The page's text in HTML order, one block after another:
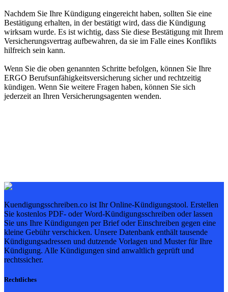
Nachdem Sie Ihre Kündigung eingereicht haben, sollten Sie eine
Bestätigung erhalten, in der bestätigt wird, dass die Kündigung
wirksam wurde. Es ist wichtig, dass Sie diese Bestätigung mit Ihrem
Versicherungsvertrag aufbewahren, da sie im Falle eines Konflikts
hilfreich sein kann.
Wenn Sie die oben genannten Schritte befolgen, können Sie Ihre
ERGO Berufsunfähigkeitsversicherung sicher und rechtzeitig
kündigen. Wenn Sie weitere Fragen haben, können Sie sich
jederzeit an Ihren Versicherungsagenten wenden.
Kuendigungsschreiben.co ist Ihr Online-Kündigungstool. Erstellen
Sie kostenlos PDF- oder Word-Kündigungsschreiben oder lassen
Sie uns Ihre Kündigungen per Brief oder Einschreiben gegen eine
kleine Gebühr verschicken. Unsere Datenbank enthält tausende
Kündigungsadressen und dutzende Vorlagen und Muster für Ihre
Kündigung. Alle Kündigungen sind anwaltlich geprüft und
rechtssicher.
Rechtliches